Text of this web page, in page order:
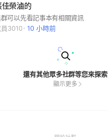
佳榮滷的
可以先看記事本有相關資訊
員3010
10 小時前
還有其他眾多社群等您來探索
顯示更多